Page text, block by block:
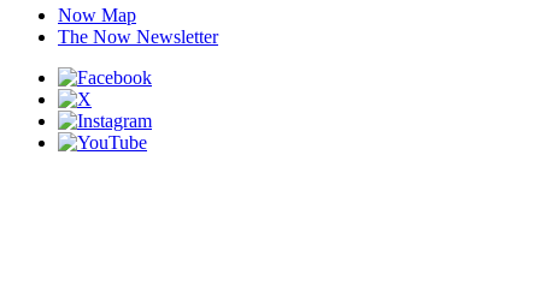
Now Map
The Now Newsletter